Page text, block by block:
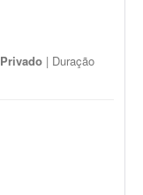
Privado | Duração